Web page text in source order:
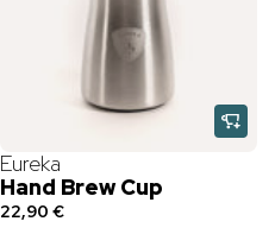
Eureka
Hand Brew Cup
22,90 €